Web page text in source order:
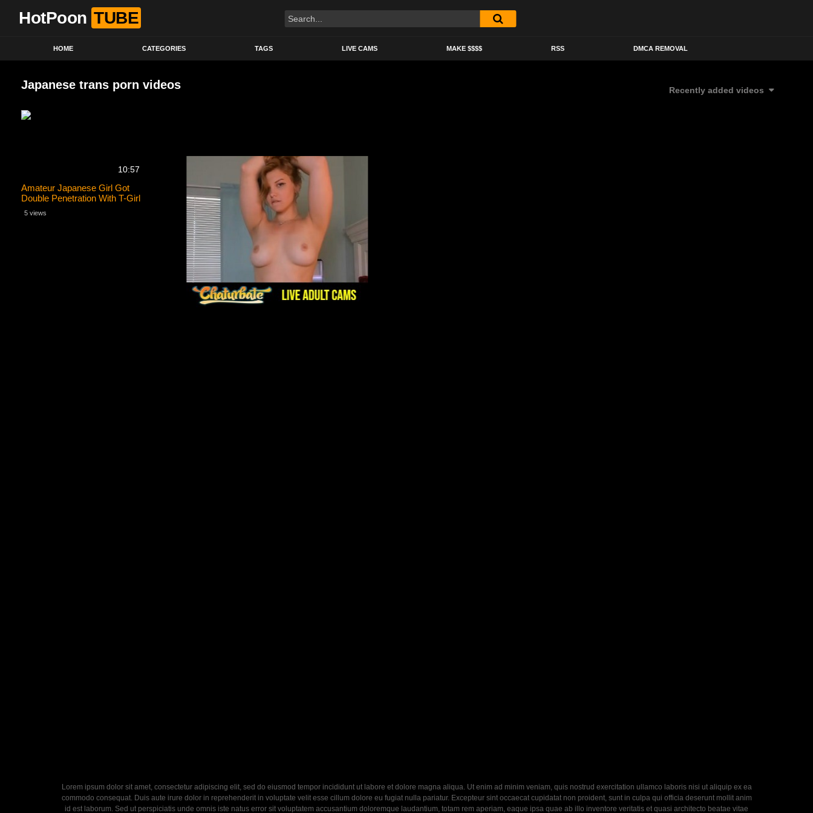
HotPoon TUBE
HOME CATEGORIES TAGS LIVE CAMS MAKE $$$$ RSS DMCA REMOVAL
Japanese trans porn videos Recently added videos
10:57
Amateur Japanese Girl Got
Double Penetration With T-Girl
And Old Man
5 views
Lorem ipsum dolor sit amet, consectetur adipiscing elit, sed do eiusmod tempor incididunt ut labore et dolore magna aliqua. Ut enim ad minim veniam, quis nostrud exercitation ullamco laboris nisi ut aliquip ex ea
commodo consequat. Duis aute irure dolor in reprehenderit in voluptate velit esse cillum dolore eu fugiat nulla pariatur. Excepteur sint occaecat cupidatat non proident, sunt in culpa qui officia deserunt mollit anim
id est laborum. Sed ut perspiciatis unde omnis iste natus error sit voluptatem accusantium doloremque laudantium, totam rem aperiam, eaque ipsa quae ab illo inventore veritatis et quasi architecto beatae vitae